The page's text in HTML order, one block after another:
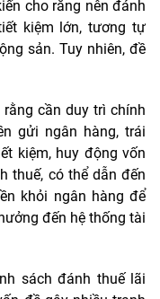
cho rằng nên đánh
kiệm lớn, tương tự
sản. Tuy nhiên, đề
cần duy trì chính
gửi ngân hàng, trái
kiệm, huy động vốn
thuế, có thể dẫn đến
khỏi ngân hàng để
đến hệ thống tài
sách đánh thuế lãi